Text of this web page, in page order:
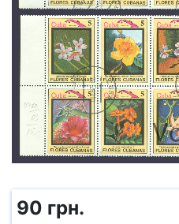
90 грн.